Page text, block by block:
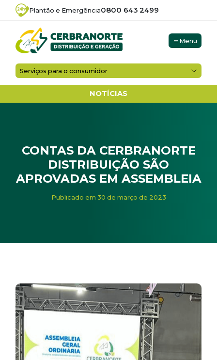
Plantão e Emergência0800 643 2499
Menu
Serviços para o consumidor
NOTÍCIAS
CONTAS DA CERBRANORTE
DISTRIBUIÇÃO SÃO
APROVADAS EM ASSEMBLEIA
Noticias CONTAS DA CERBRANORTE
Publicado em 30 de março de 2023